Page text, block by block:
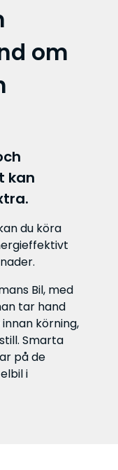
om
kan
du köra
Bil, med
tar hand
körning,
Smarta
på de
i